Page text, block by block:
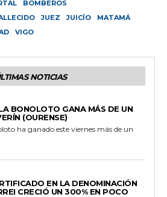
BOMBEROS
JUEZ JUICÍO
MATAMÁ
VIGO
NOTICIAS
BONOLOTO GANA MÁS DE UN
(OURENSE)
ha ganado este viernes más de un
EN LA DENOMINACIÓN
CRECIÓ UN 300% EN POCO